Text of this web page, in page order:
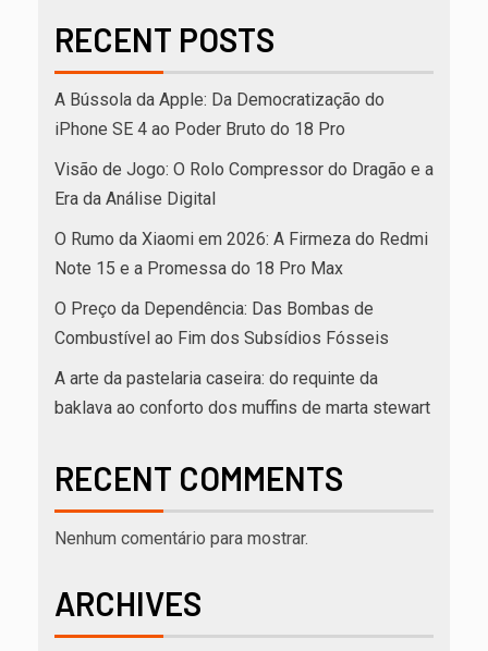
RECENT POSTS
A Bússola da Apple: Da Democratização do
iPhone SE 4 ao Poder Bruto do 18 Pro
Visão de Jogo: O Rolo Compressor do Dragão e a
Era da Análise Digital
O Rumo da Xiaomi em 2026: A Firmeza do Redmi
Note 15 e a Promessa do 18 Pro Max
O Preço da Dependência: Das Bombas de
Combustível ao Fim dos Subsídios Fósseis
A arte da pastelaria caseira: do requinte da
baklava ao conforto dos muffins de marta stewart
RECENT COMMENTS
Nenhum comentário para mostrar.
ARCHIVES